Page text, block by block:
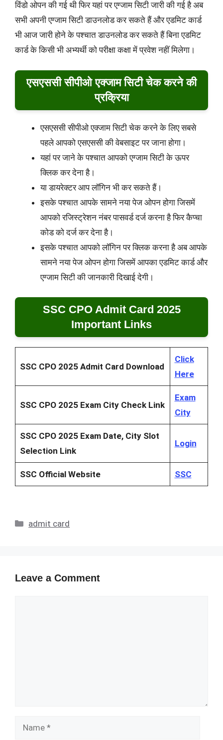
विंडो ओपन की गई थी फिर यहां पर एग्जाम सिटी जारी की गई है अब
सभी अपनी एग्जाम सिटी डाउनलोड कर सकते हैं और एडमिट कार्ड
भी आज जारी होने के पश्चात डाउनलोड कर सकते हैं बिना एडमिट
कार्ड के किसी भी अभ्यर्थी को परीक्षा कक्षा में प्रवेश नहीं मिलेगा।
एसएससी सीपीओ एक्जाम सिटी चेक करने की
प्रक्रिया
एसएससी सीपीओ एक्जाम सिटी चेक करने के लिए सबसे
पहले आपको एसएससी की वेबसाइट पर जाना होगा।
यहां पर जाने के पश्चात आपको एग्जाम सिटी के ऊपर
क्लिक कर देना है।
या डायरेक्टर आप लॉगिन भी कर सकते हैं।
इसके पश्चात आपके सामने नया पेज ओपन होगा जिसमें
आपको रजिस्ट्रेशन नंबर पासवर्ड दर्ज करना है फिर कैप्चा
कोड को दर्ज कर देना है।
इसके पश्चात आपको लॉगिन पर क्लिक करना है अब आपके
सामने नया पेज ओपन होगा जिसमें आपका एडमिट कार्ड और
एग्जाम सिटी की जानकारी दिखाई देगी।
SSC CPO Admit Card 2025
Important Links
SSC CPO 2025 Admit Card Download
Click
Here
SSC CPO 2025 Exam City Check Link
Exam
City
SSC CPO 2025 Exam Date, City Slot
Selection Link
Login
SSC Official Website SSC
Categories
admit card
Leave a Comment
Name